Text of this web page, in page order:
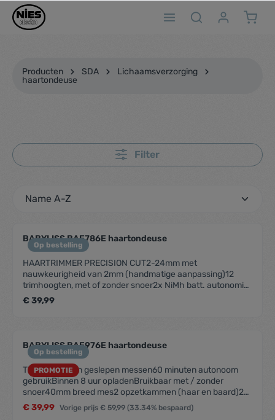
Producten SDA
Lichaamsverzorging
haartondeuse
Filter
Op bestelling
BABYLISS BAE786E haartondeuse
HAARTRIMMER PRECISION CUT2-24mm met
nauwkeurigheid van 2mm (handmatige aanpassing)12
trimhoogten, met of zonder snoer2x NiMh batt. autonomie
60min, oplaadtijd 8uopbergtas, reinigingsborstel, olie
€ 39,99
Op bestelling
PROMOTIE
BABYLISS BAE976E haartondeuse
Titanium stalen geslepen messen60 minuten autonoom
gebruikBinnen 8 uur opladenBruikbaar met / zonder
snoer40mm breed mes2 opzetkammen (haar en baard)25
lengtes1-25 mm1mm precisie360° draaiwiel om de lengte
in te stellenVerwijderbare messenMes afspoelbaar onder
€ 39,99 Vorige prijs € 59,99 (33.34% bespaard)